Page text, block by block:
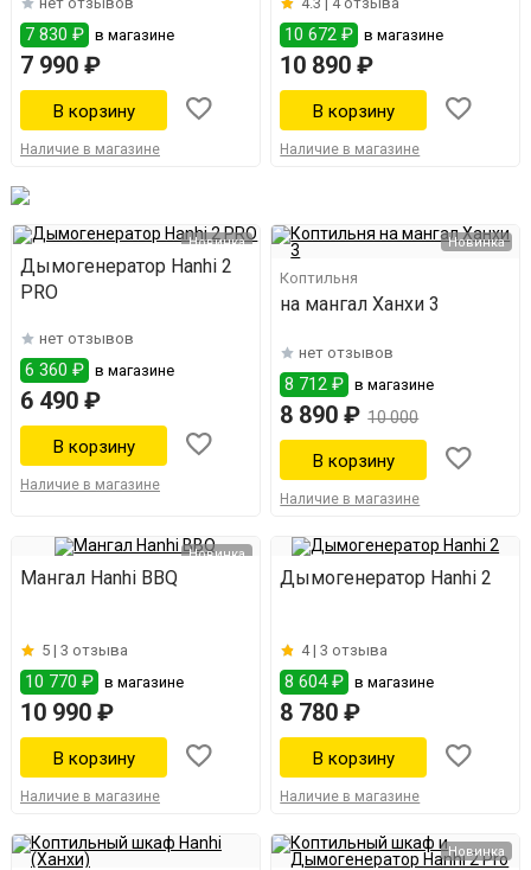
7 830 ₽ в магазине
7 990 ₽
Наличие в магазине
10 672 ₽ в магазине
10 890 ₽
Наличие в магазине
Новинка
Дымогенератор Hanhi 2
PRO
нет отзывов
6 360 ₽ в магазине
6 490 ₽
Наличие в магазине
Новинка
Коптильня
на мангал Ханхи 3
нет отзывов
8 712 ₽ в магазине
8 890 ₽ 10 000
Наличие в магазине
Новинка
Мангал Hanhi BBQ
5 | 3 отзыва
10 770 ₽ в магазине
10 990 ₽
Наличие в магазине
Дымогенератор Hanhi 2
4 |3 отзыва
8 604 ₽ в магазине
8 780 ₽
Наличие в магазине
Новинка